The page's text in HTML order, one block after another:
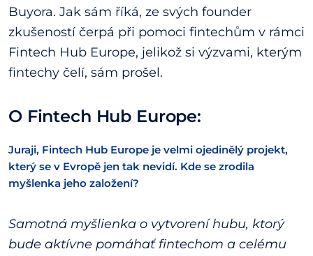
Buyora. Jak sám říká, ze svých founder
zkušeností čerpá při pomoci fintechům v rámci
Fintech Hub Europe, jelikož si výzvami, kterým
fintechy čelí, sám prošel.
O Fintech Hub Europe:
Juraji, Fintech Hub Europe je velmi ojedinělý projekt,
který se v Evropě jen tak nevidí. Kde se zrodila
myšlenka jeho založení?
Samotná myšlienka o vytvorení hubu, ktorý
bude aktívne pomáhať fintechom a celému